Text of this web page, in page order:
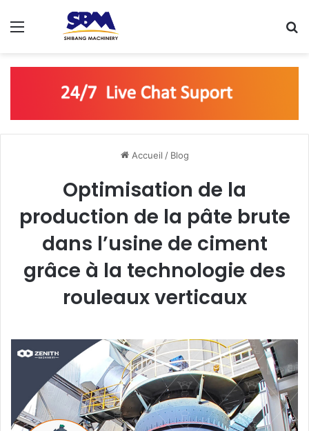
Accueil / Blog
Optimisation de la
production de la pâte brute
dans l’usine de ciment
grâce à la technologie des
rouleaux verticaux